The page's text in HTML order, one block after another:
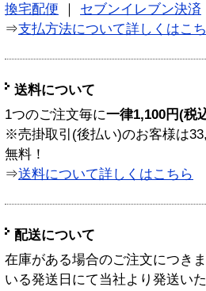
換宅配便
セブンイレブン決済
⇒支払方法について詳しくはこ
送料について
1つのご注文毎に一律1,100円(税
※売掛取引(後払い)のお客様は
無料！
⇒送料について詳しくはこちら
配送について
在庫がある場合のご注文につき
いる発送日にて当社より発送い